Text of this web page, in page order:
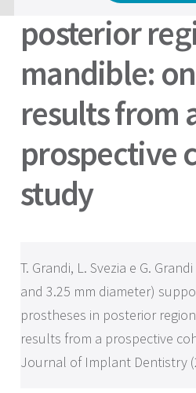
posterior
mandible:
results from
prospective
study
T. Grandi, L. Svezia e G.
and 3.25 mm diameter)
prostheses in posterior
results from a prospective
Journal of Implant Dentistry